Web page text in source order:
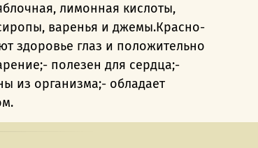
лимонная кислоты,
варенья и джемы.Красно-
здоровье глаз и положительно
полезен для сердца;-
из организма;- обладает